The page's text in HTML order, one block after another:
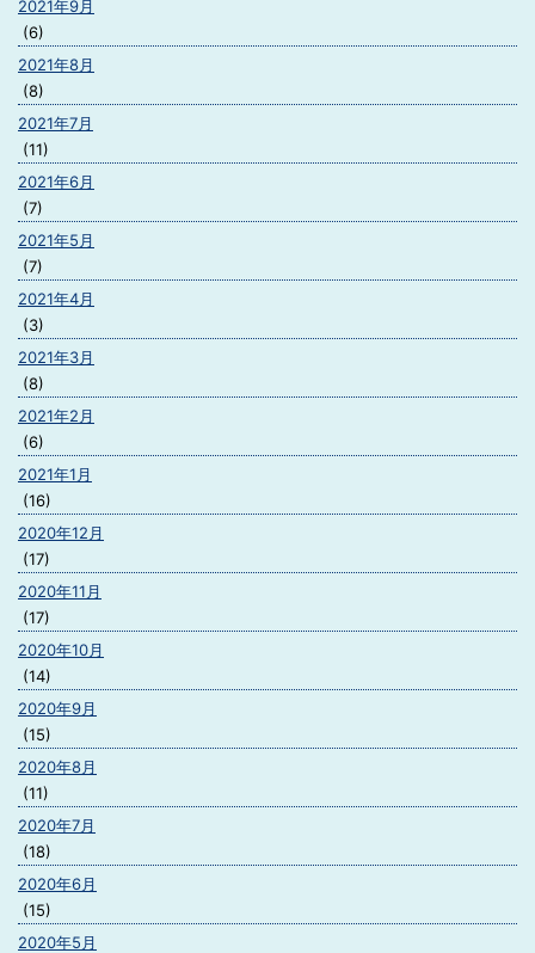
2021年9月
(6)
2021年8月
(8)
2021年7月
(11)
2021年6月
(7)
2021年5月
(7)
2021年4月
(3)
2021年3月
(8)
2021年2月
(6)
2021年1月
(16)
2020年12月
(17)
2020年11月
(17)
2020年10月
(14)
2020年9月
(15)
2020年8月
(11)
2020年7月
(18)
2020年6月
(15)
2020年5月